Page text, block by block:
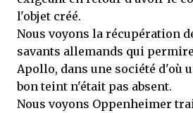
l'objet créé.
Nous voyons la récupération
savants allemands qui
Apollo, dans une société d'où
bon teint n'était pas absent.
Nous voyons Oppenheimer